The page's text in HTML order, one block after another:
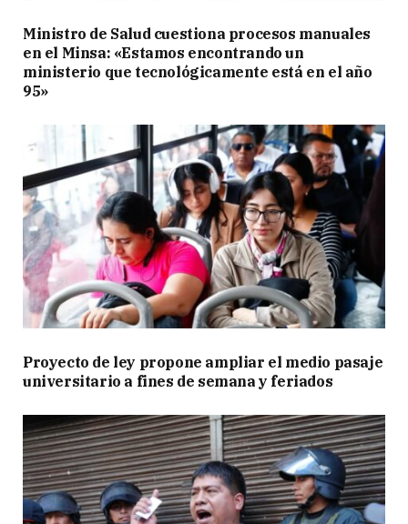
Ministro de Salud cuestiona procesos manuales
en el Minsa: «Estamos encontrando un
ministerio que tecnológicamente está en el año
95»
Proyecto de ley propone ampliar el medio pasaje
universitario a fines de semana y feriados